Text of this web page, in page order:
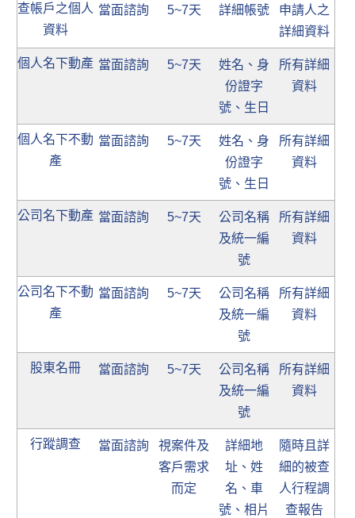
查帳戶之個人
資料
當面諮詢 5~7天 詳細帳號
申請人之
詳細資料
個人名下動產 當面諮詢 5~7天
姓名、身
份證字
號、生日
所有詳細
資料
個人名下不動
產
當面諮詢 5~7天
姓名、身
份證字
號、生日
所有詳細
資料
公司名下動產 當面諮詢 5~7天
公司名稱
及統一編
號
所有詳細
資料
公司名下不動
產
當面諮詢 5~7天
公司名稱
及統一編
號
所有詳細
資料
股東名冊 當面諮詢 5~7天
公司名稱
及統一編
號
所有詳細
資料
行蹤調查 當面諮詢
視案件及
客戶需求
而定
詳細地
址、姓
名、車
號、相片
隨時且詳
細的被查
人行程調
查報告